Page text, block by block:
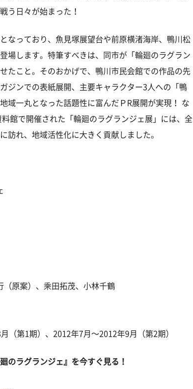
う日々が始まった！
なっており、魚見塚展望台や前原横渚海岸、鴨川松
場します。特筆すべきは、同市が「輪廻のラグラン
たこと。そのおかげで、鴨川市民会館での作品の先
ジンでの表紙展開、主要キャラクター3人への「鴨
域一丸となった話題性に富んだＰR展開が実現！ な
館で開催された「輪廻のラグランジェ展」には、全
訪れ、地域活性化に大きく貢献しました。
（原案）、乘田拓茂、小林千鶴
（第1期）、2012年7月〜2012年9月（第2期）
のラグランジェ』を今すぐ見る！